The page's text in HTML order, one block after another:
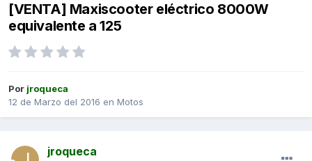
[VENTA] Maxiscooter eléctrico 8000W
equivalente a 125
Por jroqueca
12 de Marzo del 2016 en Motos
jroqueca